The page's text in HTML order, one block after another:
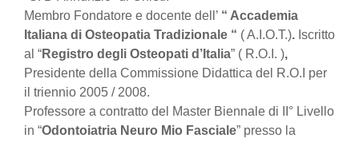
Membro Fondatore e docente dell’ “ Accademia
Italiana di Osteopatia Tradizionale “ ( A.I.O.T.). Iscritto
al “Registro degli Osteopati d’Italia” ( R.O.I. ),
Presidente della Commissione Didattica del R.O.I per
il triennio 2005 / 2008.
Professore a contratto del Master Biennale di II° Livello
in “Odontoiatria Neuro Mio Fasciale” presso la